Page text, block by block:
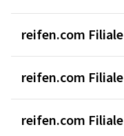
reifen.com
reifen.com
reifen.com